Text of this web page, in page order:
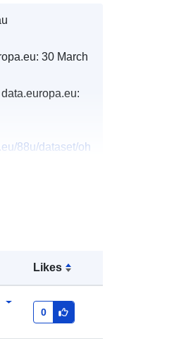
Likes
0
30 March
88u/dataset/oh